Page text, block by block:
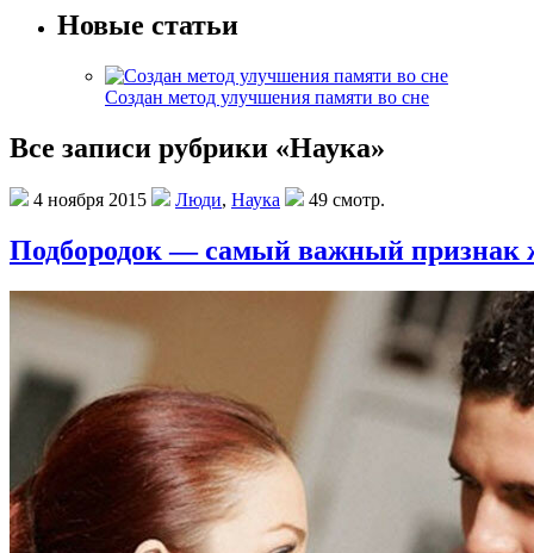
Новые статьи
Создан метод улучшения памяти во сне
Все записи рубрики «Наука»
4 ноября 2015 Люди, Наука 49 смотр.
Подбородок — самый важный признак